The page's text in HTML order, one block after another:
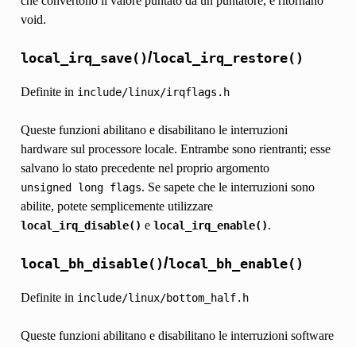
void.
local_irq_save()/local_irq_restore()
Definite in include/linux/irqflags.h
Queste funzioni abilitano e disabilitano le interruzioni
hardware sul processore locale. Entrambe sono rientranti; esse
salvano lo stato precedente nel proprio argomento
unsigned long flags. Se sapete che le interruzioni sono
abilite, potete semplicemente utilizzare
local_irq_disable() e local_irq_enable().
local_bh_disable()/local_bh_enable()
Definite in include/linux/bottom_half.h
Queste funzioni abilitano e disabilitano le interruzioni software